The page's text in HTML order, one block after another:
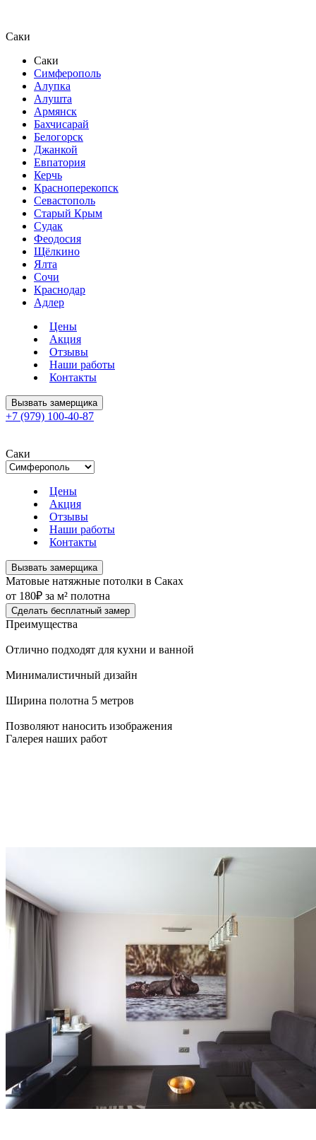
Саки
Саки
Симферополь
Алупка
Алушта
Армянск
Бахчисарай
Белогорск
Джанкой
Евпатория
Керчь
Красноперекопск
Севастополь
Старый Крым
Судак
Феодосия
Щёлкино
Ялта
Сочи
Краснодар
Адлер
Цены
Акция
Отзывы
Наши работы
Контакты
Вызвать замерщика
+7 (979) 100-40-87
Саки
Цены
Акция
Отзывы
Наши работы
Контакты
Вызвать замерщика
Матовые натяжные потолки в Саках
от 180₽ за м² полотна
Сделать бесплатный замер
Преимущества
Отлично подходят для кухни и ванной
Минималистичный дизайн
Ширина полотна 5 метров
Позволяют наносить изображения
Галерея наших работ